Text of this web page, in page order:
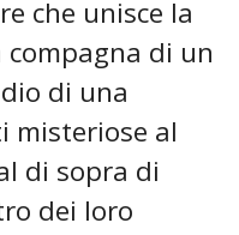
che unisce la
di un
di una
misteriose al
di sopra di
dei loro